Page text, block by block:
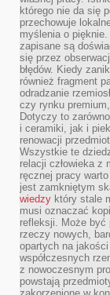
którego nie da się
przechowuje
myślenia o
zapisane są
się przez
błędów. Kiedy
również fragment
odradzanie
czy rynku
Dotyczy to
i ceramiki, jak i
renowacji
Wszystkie te
relacji człowieka z
ręcznej pracy
jest zamkniętym
wiedzy który stale
musi oznaczać
refleksji. Może być
rzeczy nowych,
opartych na
współczesnych
z nowoczesnym
powstają